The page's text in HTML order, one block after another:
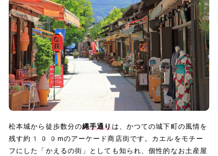
松本城から徒歩数分の縄手通りは、かつての城下町の風情を
残す約100mのアーケード商店街です。カエルをモチー
フにした「かえるの街」としても知られ、個性的なお土産屋